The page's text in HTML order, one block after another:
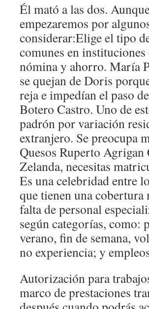
Él mató a las dos.
empezaremos por
considerar:Elige el tipo
comunes en
nómina y ahorro. María
se quejan de Doris
reja e impedían el paso
Botero Castro. Uno de
padrón por variación
extranjero. Se preocupa
Quesos Ruperto Agrigan
Zelanda, necesitas
Es una celebridad entre
que tienen una
falta de personal
según categorías, como:
verano, fin de semana,
no experiencia; y
Autorización para
marco de prestaciones